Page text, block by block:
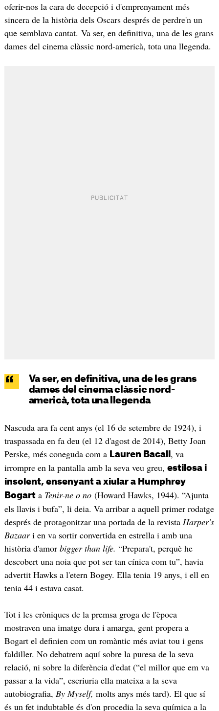
oferir-nos la cara de decepció i d'emprenyament més
sincera de la història dels Oscars després de perdre'n un
que semblava cantat. Va ser, en definitiva, una de les grans
dames del cinema clàssic nord-americà, tota una llegenda.
Va ser, en definitiva, una de les grans
dames del cinema clàssic nord-
americà, tota una llegenda
Nascuda ara fa cent anys (el 16 de setembre de 1924), i
traspassada en fa deu (el 12 d'agost de 2014), Betty Joan
Perske, més coneguda com a Lauren Bacall , va
irrompre en la pantalla amb la seva veu greu, estilosa i
insolent, ensenyant a xiular a Humphrey
Bogarta Tenir-ne o no (Howard Hawks, 1944). “Ajunta
els llavis i bufa”, li deia. Va arribar a aquell primer rodatge
després de protagonitzar una portada de la revista Harper's
Bazaari en va sortir convertida en estrella i amb una
història d'amor bigger than life. “Prepara't, perquè he
descobert una noia que pot ser tan cínica com tu”, havia
advertit Hawks a l'etern Bogey. Ella tenia 19 anys, i ell en
tenia 44 i estava casat.
Tot i les cròniques de la premsa groga de l'època
mostraven una imatge dura i amarga, gent propera a
Bogart el definien com un romàntic més aviat tou i gens
faldiller. No debatrem aquí sobre la puresa de la seva
relació, ni sobre la diferència d'edat (“el millor que em va
passar a la vida”, escriuria ella mateixa a la seva
autobiografia, By Myself, molts anys més tard). El que sí
és un fet indubtable és d'on procedia la seva química a la